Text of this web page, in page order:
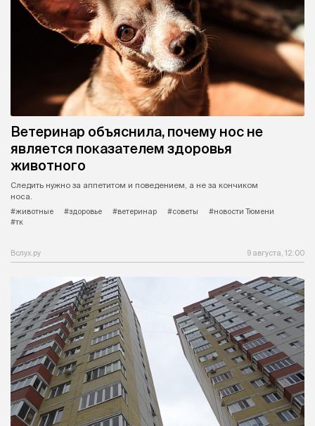
Ветеринар объяснила, почему нос не
является показателем здоровья
животного
Следить нужно за аппетитом и поведением, а не за кончиком
носа.
#животные
#здоровье #ветеринар #советы
#новости Тюмени
#тк
Вслух.ру 9 августа, 12:00